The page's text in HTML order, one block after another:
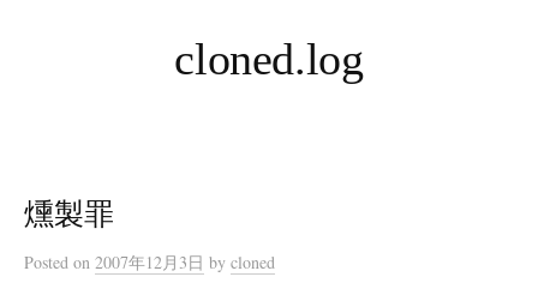
ス
ッ
cloned.log
燻製罪
Posted on 2007年12月3日 by cloned